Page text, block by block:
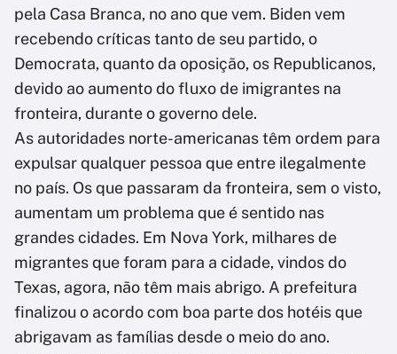
pela Casa Branca, no ano que vem. Biden vem
recebendo críticas tanto de seu partido, o
Democrata, quanto da oposição, os Republicanos,
devido ao aumento do fluxo de imigrantes na
fronteira, durante o governo dele.
As autoridades norte-americanas têm ordem para
expulsar qualquer pessoa que entre ilegalmente
no país. Os que passaram da fronteira, sem o visto,
aumentam um problema que é sentido nas
grandes cidades. Em Nova York, milhares de
migrantes que foram para a cidade, vindos do
Texas, agora, não têm mais abrigo. A prefeitura
finalizou o acordo com boa parte dos hotéis que
abrigavam as famílias desde o meio do ano.